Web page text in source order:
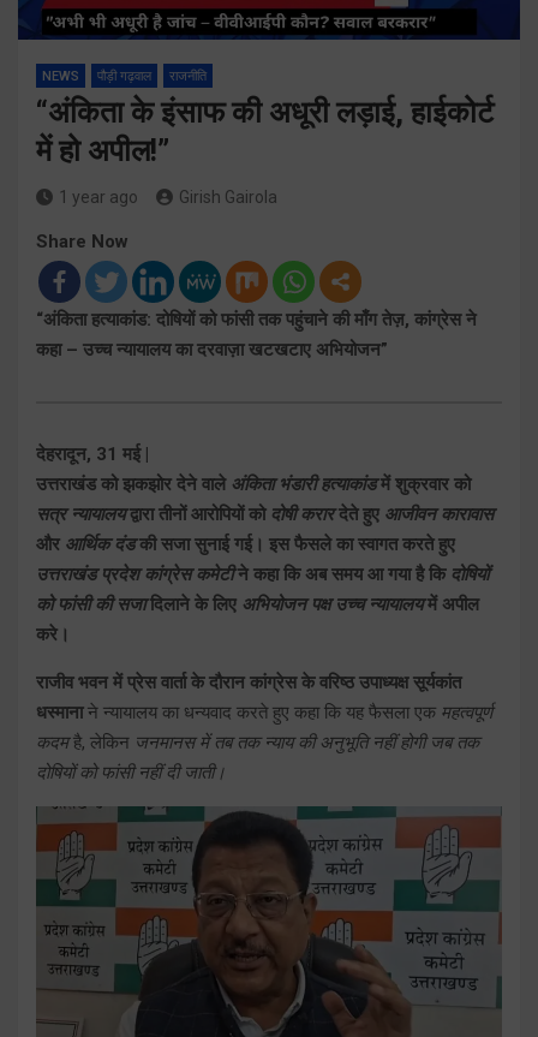
NEWS पौड़ी गढ़वाल राजनीति
“अंकिता के इंसाफ की अधूरी लड़ाई, हाईकोर्ट
में हो अपील!”
1 year ago Girish Gairola
Share Now
“अंकिता हत्याकांड: दोषियों को फांसी तक पहुंचाने की माँग तेज़, कांग्रेस ने
कहा – उच्च न्यायालय का दरवाज़ा खटखटाए अभियोजन”
देहरादून, 31 मई |
उत्तराखंड को झकझोर देने वाले अंकिता भंडारी हत्याकांडमें शुक्रवार को
सत्र न्यायालयद्वारा तीनों आरोपियों को दोषी करारदेते हुए आजीवन कारावास
और आर्थिक दंडकी सजा सुनाई गई। इस फैसले का स्वागत करते हुए
उत्तराखंड प्रदेश कांग्रेस कमेटीने कहा कि अब समय आ गया है कि दोषियों
को फांसी की सजादिलाने के लिए अभियोजन पक्ष उच्च न्यायालयमें अपील
करे।
राजीव भवन में प्रेस वार्ता के दौरान कांग्रेस के वरिष्ठ उपाध्यक्ष सूर्यकांत
धस्मानाने न्यायालय का धन्यवाद करते हुए कहा कि यह फैसला एक महत्वपूर्ण
कदमहै, लेकिन जनमानस में तब तक न्याय की अनुभूति नहीं होगी जब तक
दोषियों को फांसी नहीं दी जाती।